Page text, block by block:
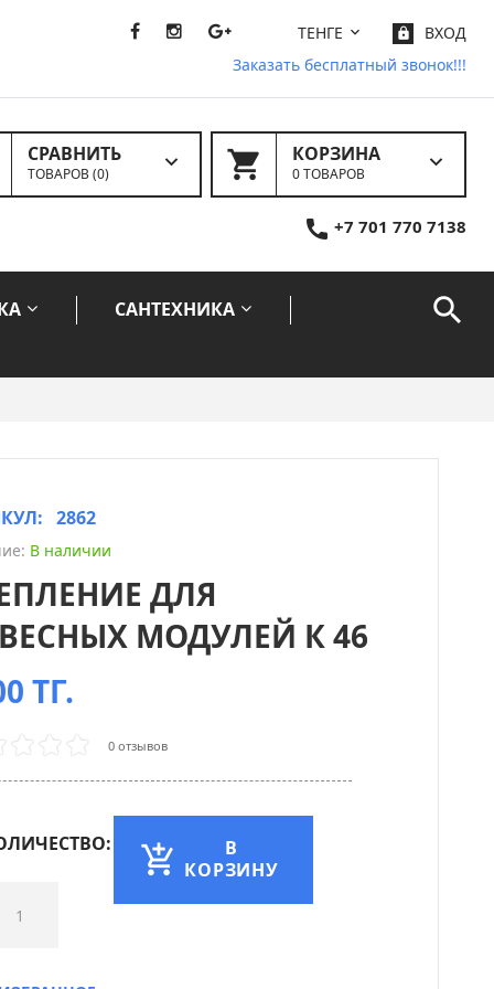
ВХОД
ТЕНГЕ
Заказать бесплатный звонок!!!
КОРЗИНА
0 ТОВАРОВ
СРАВНИТЬ
ТОВАРОВ (0)
+7 701 770 7138
САНТЕХНИКА
2862
В наличии
ДЛЯ
МОДУЛЕЙ К 46
ТГ.
0 отзывов
В
КОРЗИНУ